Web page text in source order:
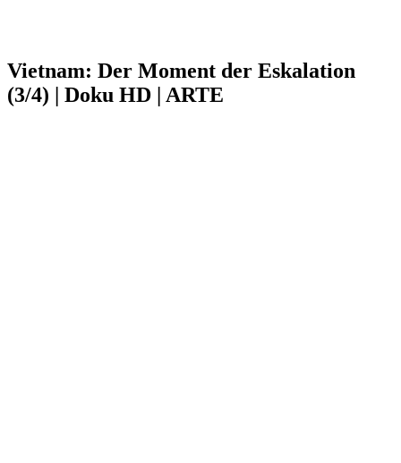
Vietnam: Der Moment der Eskalation
(3/4) | Doku HD | ARTE